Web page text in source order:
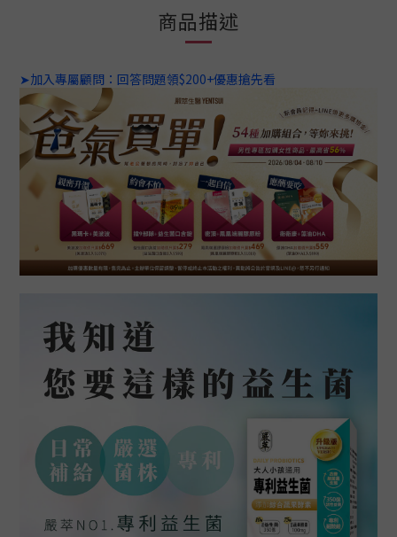
商品描述
➤加入專屬顧問：回答問題領$200+優惠搶先看